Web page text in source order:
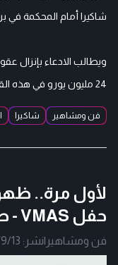
شاكيرا أمام المحكمة في
ويطالب الادعاء بإنزال
24 مليون يورو في هذه القضية.
فن ومشاهير شاكيرا
لأول مرة..
حفل VMAS - صورة
فن ومشاهير |نشر: 13